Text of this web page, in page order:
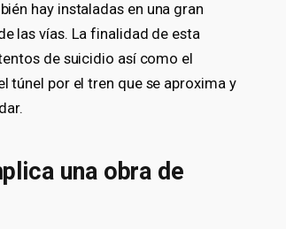
hay instaladas en una gran
las vías. La finalidad de esta
de suicidio así como el
túnel por el tren que se aproxima y
una obra de